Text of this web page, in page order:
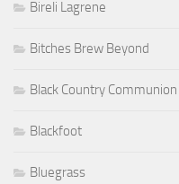
Bireli Lagrene
Bitches Brew Beyond
Black Country Communion
Blackfoot
Bluegrass